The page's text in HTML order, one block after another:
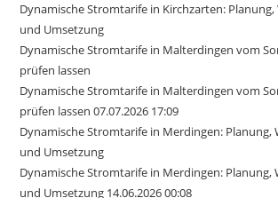
Dynamische Stromtarife in Kirchzarten:
und Umsetzung
Dynamische Stromtarife in Malterdingen vom
prüfen lassen
Dynamische Stromtarife in Malterdingen vom
prüfen lassen 07.07.2026 17:09
Dynamische Stromtarife in Merdingen: Planung,
und Umsetzung
Dynamische Stromtarife in Merdingen: Planung,
und Umsetzung 14.06.2026 00:08